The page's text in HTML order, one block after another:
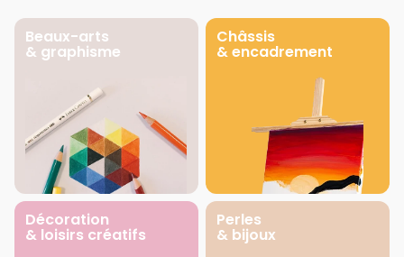
Beaux-arts
& graphisme
Châssis
& encadrement
Décoration
& loisirs créatifs
Perles
& bijoux